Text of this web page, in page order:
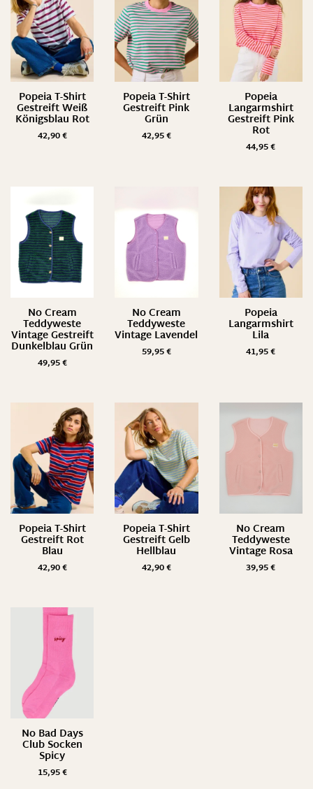
Popeia T-Shirt
Gestreift Weiß
Königsblau Rot
42,90€
Popeia T-Shirt
Gestreift Pink
Grün
42,95€
Popeia
Langarmshirt
Gestreift Pink
Rot
44,95€
No Cream
Teddyweste
Vintage Gestreift
Dunkelblau Grün
49,95€
No Cream
Teddyweste
Vintage Lavendel
59,95€
Popeia
Langarmshirt
Lila
41,95€
Popeia T-Shirt
Gestreift Rot
Blau
42,90€
Popeia T-Shirt
Gestreift Gelb
Hellblau
42,90€
No Cream
Teddyweste
Vintage Rosa
39,95€
No Bad Days
Club Socken
Spicy
15,95€